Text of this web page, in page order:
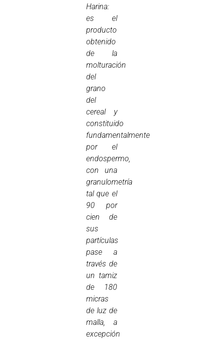
Harina:
es el
producto
obtenido
de la
molturación
del
grano
del
cereal y
constituido
fundamentalmente
por el
endospermo,
con una
granulometría
tal que el
90 por
cien de
sus
partículas
pase a
través de
un tamiz
de 180
micras
de luz de
malla, a
excepción